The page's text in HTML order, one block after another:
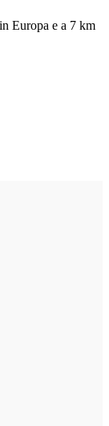
Europa e a 7 km